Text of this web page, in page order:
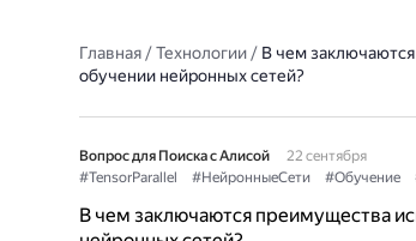
Главная/Технологии/ В чем
обучении нейронных сетей?
Вопрос для Поиска с Алисой
22 сентября
#TensorParallel
#НейронныеСети #Обучение
В чем заключаются преимущества